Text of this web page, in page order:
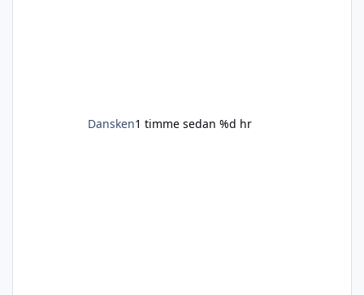
Dansken1 timme sedan %d hr